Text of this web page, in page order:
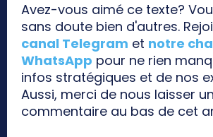
Avez-vous aimé ce texte?
sans doute bien d'autres.
canal Telegram et notre
WhatsApp pour ne rien
infos stratégiques et de nos
Aussi, merci de nous laisser
commentaire au bas de cet